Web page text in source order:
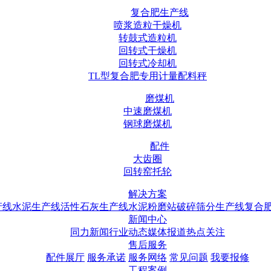
复合肥生产线
喷浆造粒干燥机
转鼓式造粒机
回转式干燥机
回转式冷却机
TL型复合肥专用计量配料秤
磨煤机
中速磨煤机
钢球磨煤机
配件
大齿圈
回转窑托轮
解决方案
线水泥生产线活性石灰生产线水泥粉磨站破碎筛分生产线复合
新闻中心
同力新闻行业动态媒体报道热点关注
售后服务
配件展厅 服务承诺 服务网络 常见问题 我要报修